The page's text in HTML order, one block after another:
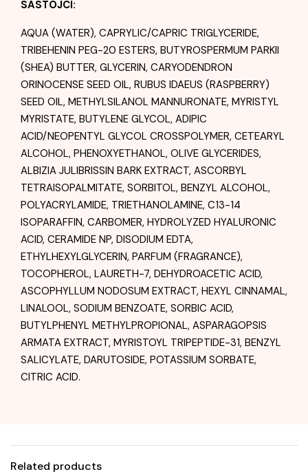
SASTOJCI:
AQUA (WATER), CAPRYLIC/CAPRIC TRIGLYCERIDE,
TRIBEHENIN PEG-20 ESTERS, BUTYROSPERMUM PARKII
(SHEA) BUTTER, GLYCERIN, CARYODENDRON
ORINOCENSE SEED OIL, RUBUS IDAEUS (RASPBERRY)
SEED OIL, METHYLSILANOL MANNURONATE, MYRISTYL
MYRISTATE, BUTYLENE GLYCOL, ADIPIC
ACID/NEOPENTYL GLYCOL CROSSPOLYMER, CETEARYL
ALCOHOL, PHENOXYETHANOL, OLIVE GLYCERIDES,
ALBIZIA JULIBRISSIN BARK EXTRACT, ASCORBYL
TETRAISOPALMITATE, SORBITOL, BENZYL ALCOHOL,
POLYACRYLAMIDE, TRIETHANOLAMINE, C13-14
ISOPARAFFIN, CARBOMER, HYDROLYZED HYALURONIC
ACID, CERAMIDE NP, DISODIUM EDTA,
ETHYLHEXYLGLYCERIN, PARFUM (FRAGRANCE),
TOCOPHEROL, LAURETH-7, DEHYDROACETIC ACID,
ASCOPHYLLUM NODOSUM EXTRACT, HEXYL CINNAMAL,
LINALOOL, SODIUM BENZOATE, SORBIC ACID,
BUTYLPHENYL METHYLPROPIONAL, ASPARAGOPSIS
ARMATA EXTRACT, MYRISTOYL TRIPEPTIDE-31, BENZYL
SALICYLATE, DARUTOSIDE, POTASSIUM SORBATE,
CITRIC ACID.
Related products